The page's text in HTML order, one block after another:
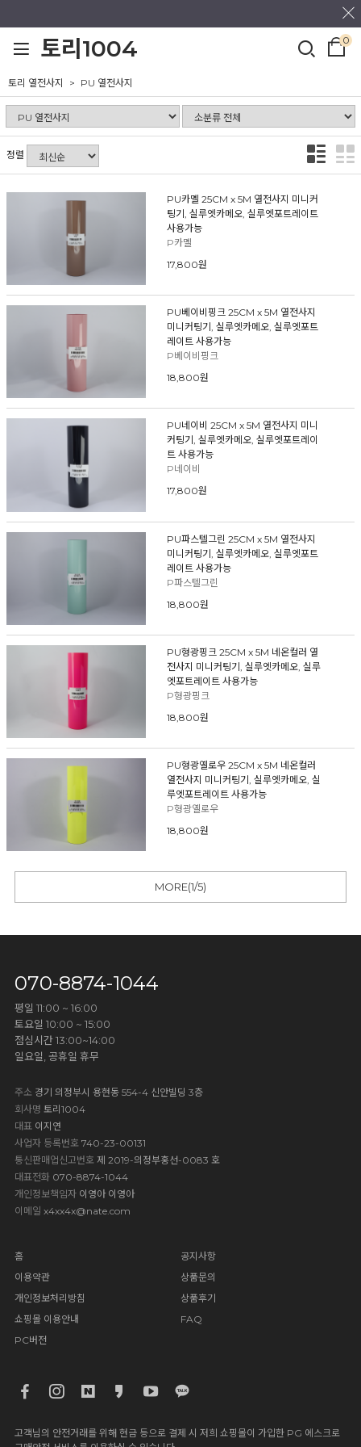
토리1004 0
토리 열전사지 PU 열전사지
정렬
PU카멜 25CM x 5M 열전사지 미니커
팅기, 실루엣카메오, 실루엣포트레이트
사용가능
P카멜
17,800원
PU베이비핑크 25CM x 5M 열전사지
미니커팅기, 실루엣카메오, 실루엣포트
레이트 사용가능
P베이비핑크
18,800원
PU네이비 25CM x 5M 열전사지 미니
커팅기, 실루엣카메오, 실루엣포트레이
트 사용가능
P네이비
17,800원
PU파스텔그린 25CM x 5M 열전사지
미니커팅기, 실루엣카메오, 실루엣포트
레이트 사용가능
P파스텔그린
18,800원
PU형광핑크 25CM x 5M 네온컬러 열
전사지 미니커팅기, 실루엣카메오, 실루
엣포트레이트 사용가능
P형광핑크
18,800원
PU형광옐로우 25CM x 5M 네온컬러
열전사지 미니커팅기, 실루엣카메오, 실
루엣포트레이트 사용가능
P형광옐로우
18,800원
MORE(1/5)
070-8874-1044
평일 11:00 ~ 16:00
토요일 10:00 ~ 15:00
점심시간 13:00~14:00
일요일, 공휴일 휴무
주소 경기 의정부시 용현동 554-4 신안빌딩 3층
회사명 토리1004
대표이지연
사업자 등록번호 740-23-00131
통신판매업신고번호 제 2019-의정부홍선-0083 호
대표전화 070-8874-1044
개인정보책임자이영아 이영아
이메일 x4xx4x@nate.com
홈
이용약관
개인정보처리방침
쇼핑몰 이용안내
PC버전
공지사항
상품문의
상품후기
FAQ
고객님의 안전거래를 위해 현금 등으로 결제 시 저희 쇼핑몰이 가입한 PG 에스크로